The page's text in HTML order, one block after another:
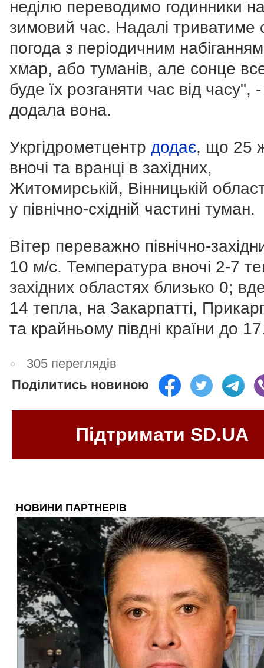
неділю переводимо годинники
зимовий час. Надалі триватиме
погода з періодичним
хмар, або туманів, але сонце
буде їх розганяти час від часу", -
додала вона.
Укргідрометцентр додає, що 25
вночі та вранці в західних,
Житомирській, Вінницькій
у північно-східній частині туман.
Вітер переважно північно-
10 м/с. Температура вночі 2-7
західних областях близько 0;
14 тепла, на Закарпатті,
та крайньому півдні країни до
305 переглядів
Поділитись новиною
Підтримати SD.UA